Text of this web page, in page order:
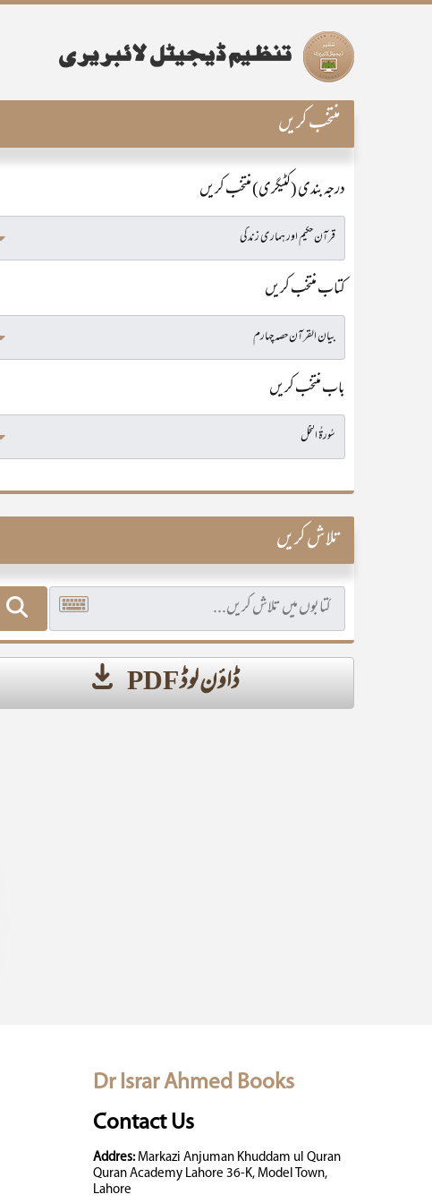
منتخب کریں
درجہ بندی (کٹیگری) منتخب کریں
کتاب منتخب کریں
باب منتخب کریں
تلاش کریں
ڈاؤن لوڈ PDF
Dr Israr Ahmed Books
Contact Us
Addres:Markazi Anjuman Khuddam ul Quran
Quran Academy Lahore 36-K, Model Town,
Lahore